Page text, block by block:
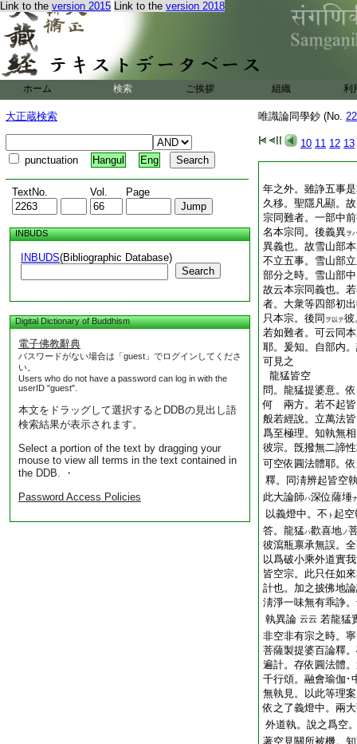
Link to the version 2015 Link to the version 2018
ホーム 検索 ご挨拶 組織 利
大正蔵検索
punctuation Hangul Eng
TextNo. Vol. Page
INBUDS
INBUDS(Bibliographic Database)
Search
Digital Dictionary of Buddhism
電子佛教辭典
パスワードがない場合は「guest」でログインしてくださ
い。
Users who do not have a password can log in with the
userID "guest".
本文をドラッグして選択するとDDBの見出し語
検索結果が表示されます。
Select a portion of the text by dragging your
mouse to view all terms in the text contained in
the DDB. ・
Password Access Policies
唯識論同學鈔 (No.
10 11 12 13
年之外。雖諍五事
久移。聖隱凡顯。
宗同難者。一部中
名本宗同。後義異ヲ
異義也。故雪山部
不立五事。雪山部
部分之時。雪山部
故云本宗同義也。
者。大衆等四部初
只本宗。後同 ヲ以テ彼
若如難者。可云同
耶。爰知。自部内
可見之
龍猛皆空
問。龍猛提婆意。
何 兩方。若不起皆
般若經說。立萬法
爲至極理。知執無
彼宗。旣撥無二諦
可空依圓法體耶。
釋。同淸辨起皆空
此大論師ハ深位薩埵
以義燈中。不 ト 起空
答。龍猛ハ歡喜地ノ
彼瀉瓶禀承無誤。
以爲破小乘外道實
皆空宗。此只任如
計也。加之披佛地
淸淨一味無有乖諍
執異論 云云 若龍猛
非空非有宗之時。
菩薩製提婆百論釋
遍計。存依圓法體
千行頌。融會瑜伽･
無執見。以此等理
依之了義燈中。兩
外道執。說之爲空
著空見關所被機。